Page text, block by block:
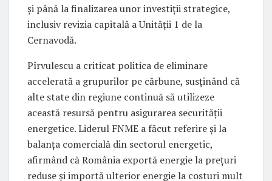
și până la finalizarea unor investiții strategice,
inclusiv revizia capitală a Unității 1 de la
Cernavodă.
Pîrvulescu a criticat politica de eliminare
accelerată a grupurilor pe cărbune, susținând că
alte state din regiune continuă să utilizeze
această resursă pentru asigurarea securității
energetice. Liderul FNME a făcut referire și la
balanța comercială din sectorul energetic,
afirmând că România exportă energie la prețuri
reduse și importă ulterior energie la costuri mult